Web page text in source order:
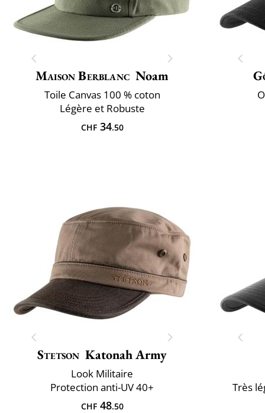
Maison Berblanc Noam
Toile Canvas 100 % coton
Légère et Robuste
CHF34.50
Stetson Katonah Army
Look Militaire
Protection anti-UV 40+
CHF48.50
Très